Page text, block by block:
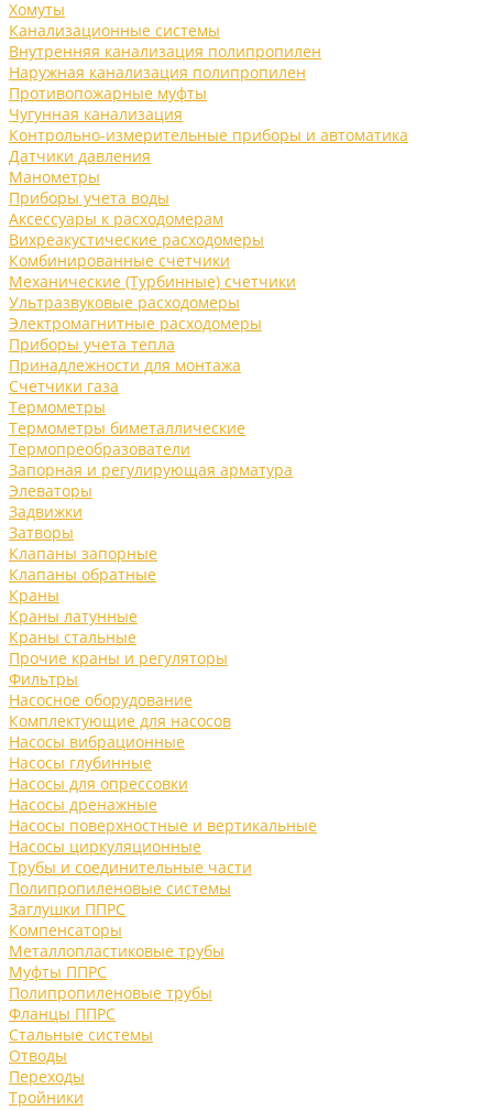
Хомуты
Канализационные системы
Внутренняя канализация полипропилен
Наружная канализация полипропилен
Противопожарные муфты
Чугунная канализация
Контрольно-измерительные приборы и автоматика
Датчики давления
Манометры
Приборы учета воды
Аксессуары к расходомерам
Вихреакустические расходомеры
Комбинированные счетчики
Механические (Турбинные) счетчики
Ультразвуковые расходомеры
Электромагнитные расходомеры
Приборы учета тепла
Принадлежности для монтажа
Счетчики газа
Термометры
Термометры биметаллические
Термопреобразователи
Запорная и регулирующая арматура
Элеваторы
Задвижки
Затворы
Клапаны запорные
Клапаны обратные
Краны
Краны латунные
Краны стальные
Прочие краны и регуляторы
Фильтры
Насосное оборудование
Комплектующие для насосов
Насосы вибрационные
Насосы глубинные
Насосы для опрессовки
Насосы дренажные
Насосы поверхностные и вертикальные
Насосы циркуляционные
Трубы и соединительные части
Полипропиленовые системы
Заглушки ППРС
Компенсаторы
Металлопластиковые трубы
Муфты ППРС
Полипропиленовые трубы
Фланцы ППРС
Стальные системы
Отводы
Переходы
Тройники